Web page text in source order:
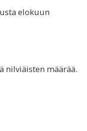
elokuun
nilviäisten määrää.